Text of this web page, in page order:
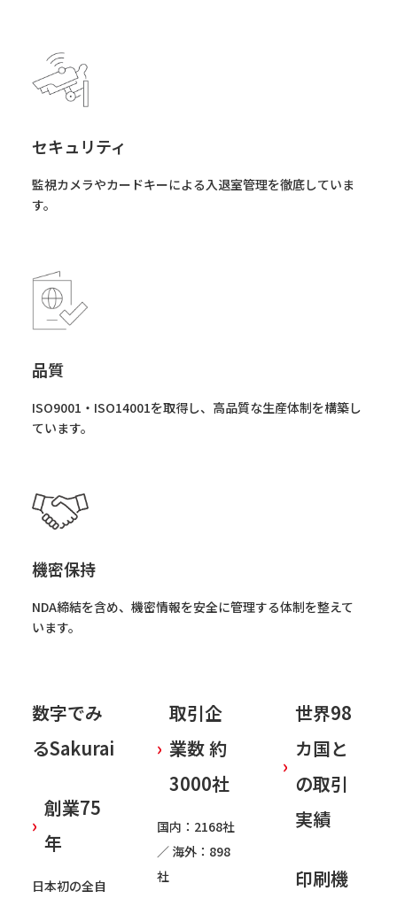
セキュリティ
監視カメラやカードキーによる入退室管理を徹底していま
す。
品質
ISO9001・ISO14001を取得し、高品質な生産体制を構築し
ています。
機密保持
NDA締結を含め、機密情報を安全に管理する体制を整えて
います。
数字でみ
るSakurai
›
創業75
年
日本初の全自
›
取引企
業数 約
3000社
国内：2168社
／ 海外：898
社
›
世界98
カ国と
の取引
実績
印刷機